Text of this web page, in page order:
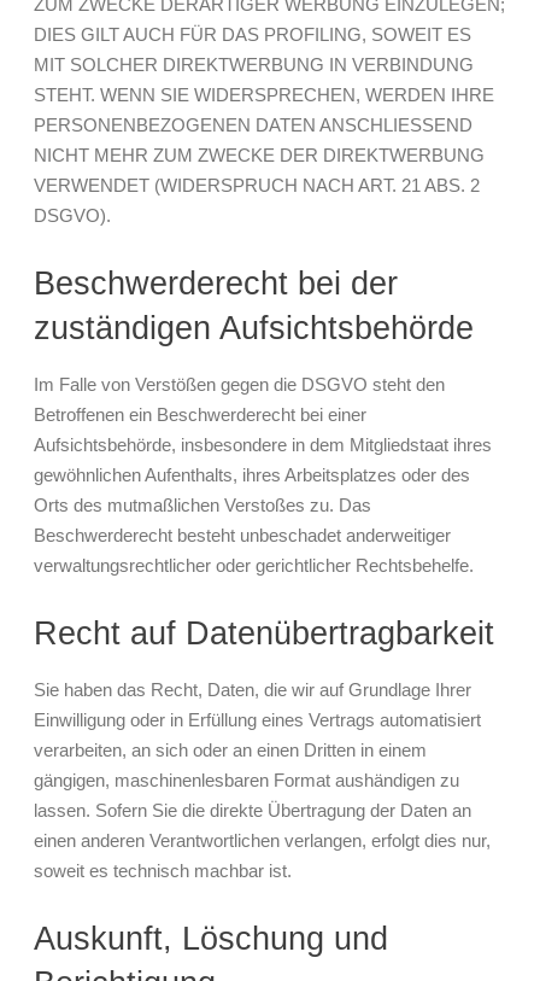
ZUM ZWECKE DERARTIGER WERBUNG EINZULEGEN;
DIES GILT AUCH FÜR DAS PROFILING, SOWEIT ES
MIT SOLCHER DIREKTWERBUNG IN VERBINDUNG
STEHT. WENN SIE WIDERSPRECHEN, WERDEN IHRE
PERSONENBEZOGENEN DATEN ANSCHLIESSEND
NICHT MEHR ZUM ZWECKE DER DIREKTWERBUNG
VERWENDET (WIDERSPRUCH NACH ART. 21 ABS. 2
DSGVO).
Beschwerde­recht bei der
zuständigen Aufsichts­behörde
Im Falle von Verstößen gegen die DSGVO steht den
Betroffenen ein Beschwerderecht bei einer
Aufsichtsbehörde, insbesondere in dem Mitgliedstaat ihres
gewöhnlichen Aufenthalts, ihres Arbeitsplatzes oder des
Orts des mutmaßlichen Verstoßes zu. Das
Beschwerderecht besteht unbeschadet anderweitiger
verwaltungsrechtlicher oder gerichtlicher Rechtsbehelfe.
Recht auf Daten­übertrag­barkeit
Sie haben das Recht, Daten, die wir auf Grundlage Ihrer
Einwilligung oder in Erfüllung eines Vertrags automatisiert
verarbeiten, an sich oder an einen Dritten in einem
gängigen, maschinenlesbaren Format aushändigen zu
lassen. Sofern Sie die direkte Übertragung der Daten an
einen anderen Verantwortlichen verlangen, erfolgt dies nur,
soweit es technisch machbar ist.
Auskunft, Löschung und